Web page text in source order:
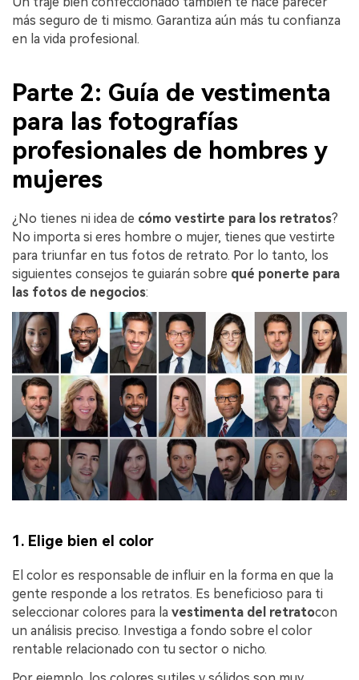
más seguro de ti mismo. Garantiza aún más tu confianza
en la vida profesional.
Parte 2: Guía de vestimenta
para las fotografías
profesionales de hombres y
mujeres
¿No tienes ni idea de cómo vestirte para los retratos?
No importa si eres hombre o mujer, tienes que vestirte
para triunfar en tus fotos de retrato. Por lo tanto, los
siguientes consejos te guiarán sobre qué ponerte para
las fotos de negocios:
1. Elige bien el color
El color es responsable de influir en la forma en que la
gente responde a los retratos. Es beneficioso para ti
seleccionar colores para la vestimenta del retratocon
un análisis preciso. Investiga a fondo sobre el color
rentable relacionado con tu sector o nicho.